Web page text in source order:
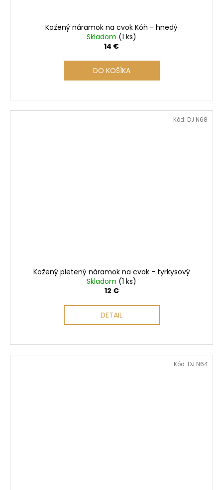
Kožený náramok na cvok Kôň - hnedý
Skladom (1 ks)
14 €
DO KOŠÍKA
Kožený pletený náramok na cvok - tyrkysový
Skladom (1 ks)
12 €
DETAIL
Kód: DJ N68
Kód: DJ N64